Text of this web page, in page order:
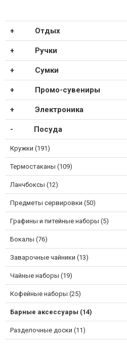
Отдых
Ручки
Сумки
Промо-сувениры
Электроника
Посуда
Кружки (191)
Термостаканы (109)
Ланчбоксы (12)
Предметы сервировки (50)
Графины и питейные наборы (5)
Бокалы (76)
Заварочные чайники (13)
Чайные наборы (19)
Кофейные наборы (25)
Барные аксессуары (14)
Разделочные доски (11)